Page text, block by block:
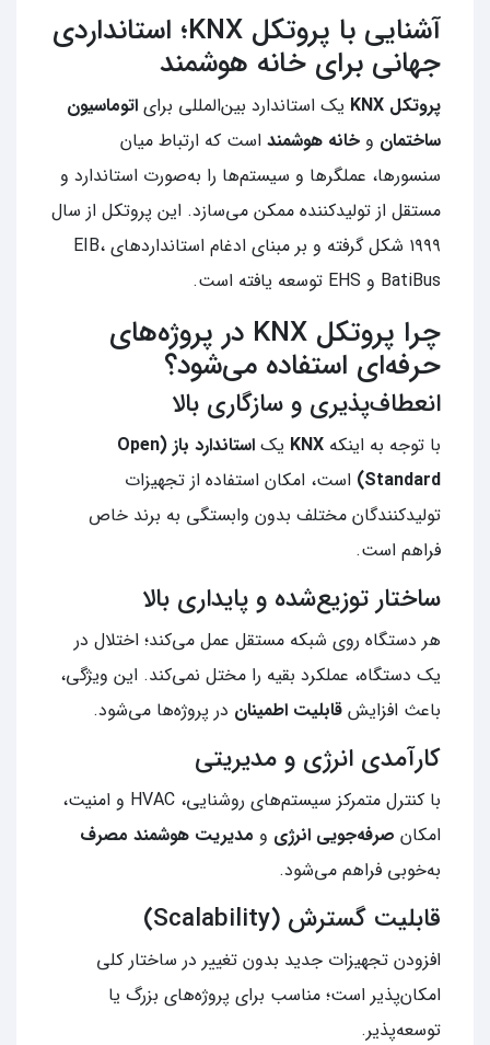
آشنایی با پروتکل KNX؛ استانداردی
جهانی برای خانه هوشمند
پروتکل KNX یک استاندارد بین‌المللی برای اتوماسیون
ساختمان و خانه هوشمند است که ارتباط میان
سنسورها، عملگرها و سیستم‌ها را به‌صورت استاندارد و
مستقل از تولیدکننده ممکن می‌سازد. این پروتکل از سال
۱۹۹۹ شکل گرفته و بر مبنای ادغام استانداردهای EIB،
BatiBus و EHS توسعه یافته است.
چرا پروتکل KNX در پروژه‌های
حرفه‌ای استفاده می‌شود؟
انعطاف‌پذیری و سازگاری بالا
با توجه به اینکه KNX یک
استاندارد باز (Open
Standard) است، امکان استفاده از تجهیزات
تولیدکنندگان مختلف بدون وابستگی به برند خاص
فراهم است.
ساختار توزیع‌شده و پایداری بالا
هر دستگاه روی شبکه مستقل عمل می‌کند؛ اختلال در
یک دستگاه، عملکرد بقیه را مختل نمی‌کند. این ویژگی،
باعث افزایش قابلیت اطمینان در پروژه‌ها می‌شود.
کارآمدی انرژی و مدیریتی
با کنترل متمرکز سیستم‌های روشنایی، HVAC و امنیت،
امکان صرفه‌جویی انرژی و مدیریت هوشمند مصرف
به‌خوبی فراهم می‌شود.
قابلیت گسترش (Scalability)
افزودن تجهیزات جدید بدون تغییر در ساختار کلی
امکان‌پذیر است؛ مناسب برای پروژه‌های بزرگ یا
توسعه‌پذیر.